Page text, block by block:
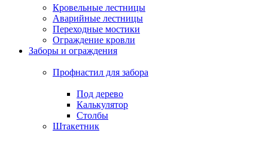
Кровельные лестницы
Аварийные лестницы
Переходные мостики
Ограждение кровли
Заборы и ограждения
Профнастил для забора
Под дерево
Калькулятор
Столбы
Штакетник